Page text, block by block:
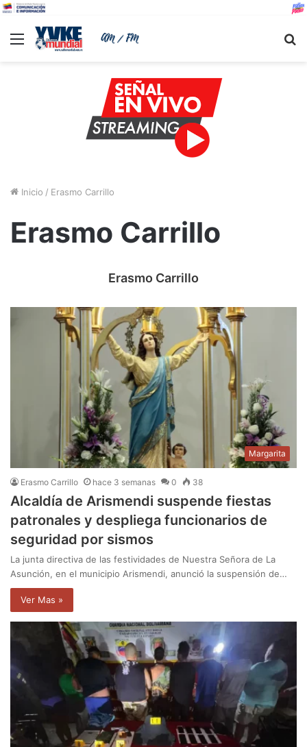
Menu
Inicio / Erasmo Carrillo
Erasmo Carrillo
Erasmo Carrillo
Margarita
Erasmo Carrillo hace 3 semanas 0 38
Alcaldía de Arismendi suspende fiestas
patronales y despliega funcionarios de
seguridad por sismos
La junta directiva de las festividades de Nuestra Señora de La
Asunción, en el municipio Arismendi, anunció la suspensión de…
Ver Mas »